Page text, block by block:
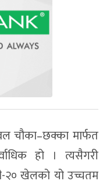
चौका–छक्का मार्फत
हो । त्यसैगरी
२० खेलको यो उच्चतम